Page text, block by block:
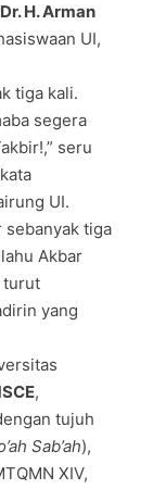
Dr. H. Arman
UI,
tiga kali.
segera
seru
UI.
sebanyak tiga
Akbar
turut
yang
,
tujuh
Sab’ah),
XIV,